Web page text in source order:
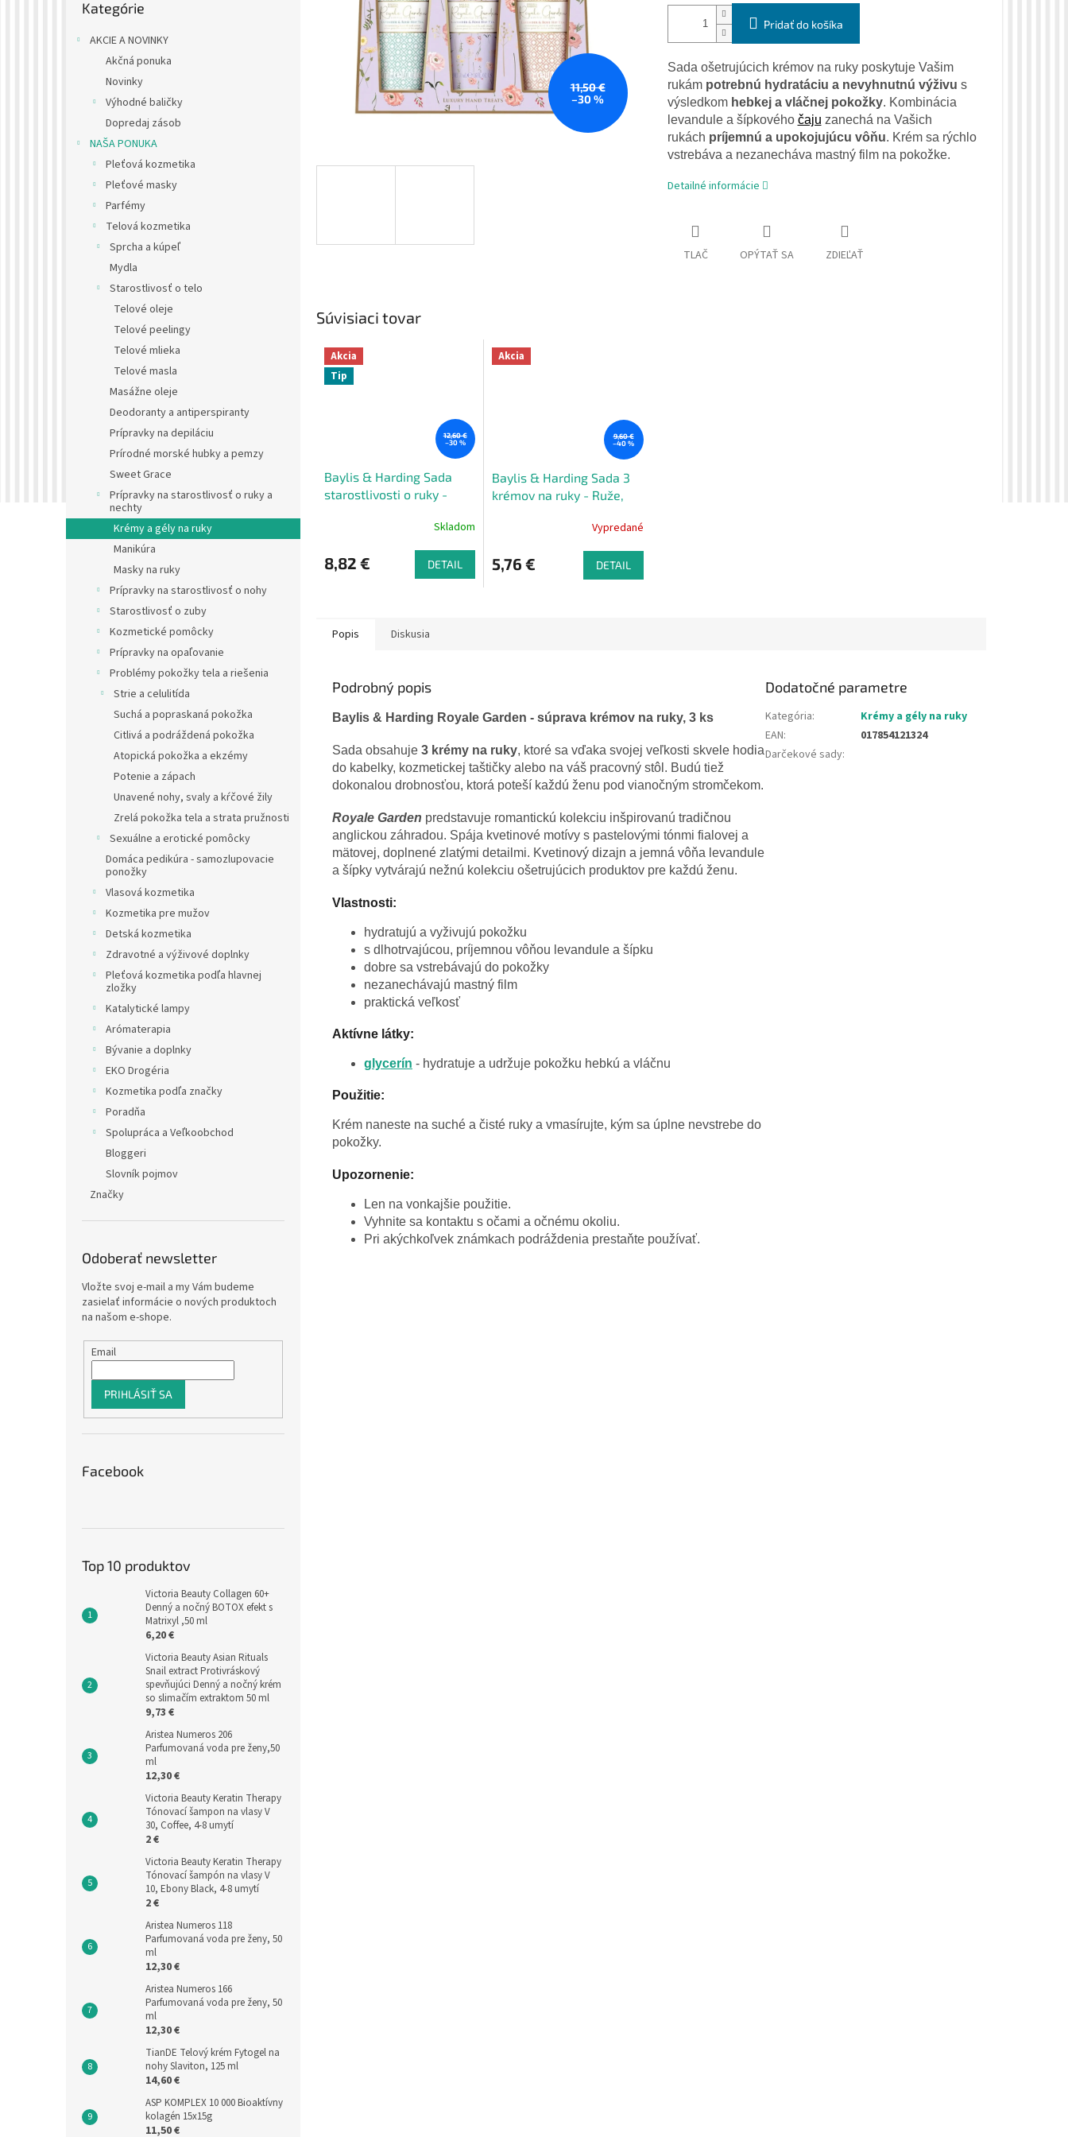
kategórie
Kategórie
AKCIE A NOVINKY
Akčná ponuka
Novinky
Výhodné baličky
Dopredaj zásob
NAŠA PONUKA
Pleťová kozmetika
Pleťové masky
Parfémy
Telová kozmetika
Sprcha a kúpeľ
Mydla
Starostlivosť o telo
Telové oleje
Telové peelingy
Telové mlieka
Telové masla
Masážne oleje
Deodoranty a antiperspiranty
Prípravky na depiláciu
Prírodné morské hubky a pemzy
Sweet Grace
Prípravky na starostlivosť o ruky a
nechty
Krémy a gély na ruky
Manikúra
Masky na ruky
Prípravky na starostlivosť o nohy
Starostlivosť o zuby
Kozmetické pomôcky
Prípravky na opaľovanie
Problémy pokožky tela a riešenia
Strie a celulitída
Suchá a popraskaná pokožka
Citlivá a podráždená pokožka
Atopická pokožka a ekzémy
Potenie a zápach
Unavené nohy, svaly a kŕčové žily
Zrelá pokožka tela a strata pružnosti
Sexuálne a erotické pomôcky
Domáca pedikúra - samozlupovacie
ponožky
Vlasová kozmetika
Kozmetika pre mužov
Detská kozmetika
Zdravotné a výživové doplnky
Pleťová kozmetika podľa hlavnej
zložky
Katalytické lampy
Arómaterapia
Bývanie a doplnky
EKO Drogéria
Kozmetika podľa značky
Poradňa
Spolupráca a Veľkoobchod
Bloggeri
Slovník pojmov
Značky
Odoberať newsletter
Vložte svoj e-mail a my Vám budeme
zasielať informácie o nových produktoch
na našom e-shope.
Email
PRIHLÁSIŤ SA
Facebook
Top 10 produktov
Victoria Beauty Collagen 60+
Denný a nočný BOTOX efekt s
Matrixyl ,50 ml
6,20 €
Victoria Beauty Asian Rituals
Snail extract Protivráskový
spevňujúci Denný a nočný krém
so slimačím extraktom 50 ml
9,73 €
Aristea Numeros 206
Parfumovaná voda pre ženy,50
ml
12,30 €
Victoria Beauty Keratin Therapy
Tónovací šampon na vlasy V
30, Coffee, 4-8 umytí
2 €
Victoria Beauty Keratin Therapy
Tónovací šampón na vlasy V
10, Ebony Black, 4-8 umytí
2 €
Aristea Numeros 118
Parfumovaná voda pre ženy, 50
ml
12,30 €
Aristea Numeros 166
Parfumovaná voda pre ženy, 50
ml
12,30 €
TianDE Telový krém Fytogel na
nohy Slaviton, 125 ml
14,60 €
ASP KOMPLEX 10 000 Bioaktívny
kolagén 15x15g
11,50 €
11,50 €
–30 %
Pridať do košíka
Sada ošetrujúcich krémov na ruky poskytuje Vašim
rukám potrebnú hydratáciu a nevyhnutnú výživu s
výsledkom hebkej a vláčnej pokožky. Kombinácia
levandule a šípkového čaju zanechá na Vašich
rukách príjemnú a upokojujúcu vôňu. Krém sa rýchlo
vstrebáva a nezanecháva mastný film na pokožke.
Detailné informácie
TLAČ OPÝTAŤ SA ZDIEĽAŤ
Súvisiaci tovar
Akcia
Tip
12,60 €
–30 %
Baylis & Harding Sada
starostlivosti o ruky -
Skladom
8,82 € DETAIL
Akcia
9,60 €
–40 %
Baylis & Harding Sada 3
krémov na ruky - Ruže,
Vypredané
5,76 € DETAIL
Popis Diskusia
Podrobný popis
Baylis & Harding Royale Garden - súprava krémov na ruky, 3 ks
Sada obsahuje 3 krémy na ruky, ktoré sa vďaka svojej veľkosti skvele hodia
do kabelky, kozmetickej taštičky alebo na váš pracovný stôl. Budú tiež
dokonalou drobnosťou, ktorá poteší každú ženu pod vianočným stromčekom.
Royale Garden predstavuje romantickú kolekciu inšpirovanú tradičnou
anglickou záhradou. Spája kvetinové motívy s pastelovými tónmi fialovej a
mätovej, doplnené zlatými detailmi. Kvetinový dizajn a jemná vôňa levandule
a šípky vytvárajú nežnú kolekciu ošetrujúcich produktov pre každú ženu.
Vlastnosti:
hydratujú a vyživujú pokožku
s dlhotrvajúcou, príjemnou vôňou levandule a šípku
dobre sa vstrebávajú do pokožky
nezanechávajú mastný film
praktická veľkosť
Aktívne látky:
glycerín - hydratuje a udržuje pokožku hebkú a vláčnu
Použitie:
Krém naneste na suché a čisté ruky a vmasírujte, kým sa úplne nevstrebe do
pokožky.
Upozornenie:
Len na vonkajšie použitie.
Vyhnite sa kontaktu s očami a očnému okoliu.
Pri akýchkoľvek známkach podráždenia prestaňte používať.
Dodatočné parametre
Kategória:
Krémy a gély na ruky
EAN:
017854121324
Darčekové sady: